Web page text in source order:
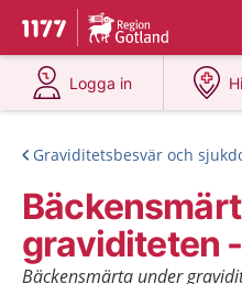
Till startsidan för 1177
Du har valt region
Logga in
på 1177.se
Graviditetsbesvär och
graviditeten
Bäckensmärta under